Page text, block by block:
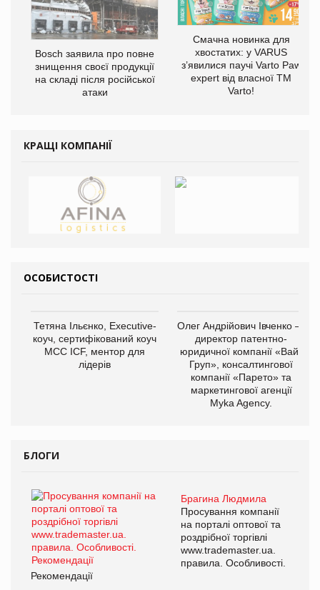
Bosch заявила про повне
знищення своєї продукції
на складі після російської
атаки
Смачна новинка для
хвостатих: у VARUS
з’явилися паучі Varto Paw
expert від власної ТМ
Varto!
КРАЩІ КОМПАНІЇ
ОСОБИСТОСТІ
Тетяна Ільєнко, Executive-
коуч, сертифікований коуч
МСС ICF, ментор для
лідерів
Олег Андрійович Івченко —
директор патентно-
юридичної компанії «Вайз
Груп», консалтингової
компанії «Парето» та
маркетингової агенції
Myka Agency.
БЛОГИ
Брагина Людмила
Просування компанії
на порталі оптової та
роздрібної торгівлі
www.trademaster.ua.
правила. Особливості.
Рекомендації